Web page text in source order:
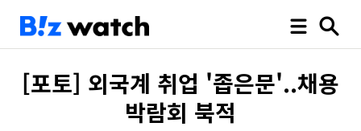
[포토] 외국계 취업 '좁은문'..채용
박람회 북적